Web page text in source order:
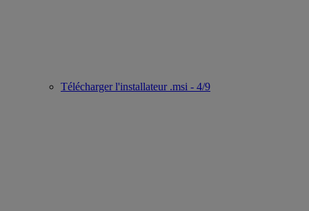
Télécharger l'installateur .msi - 4/9